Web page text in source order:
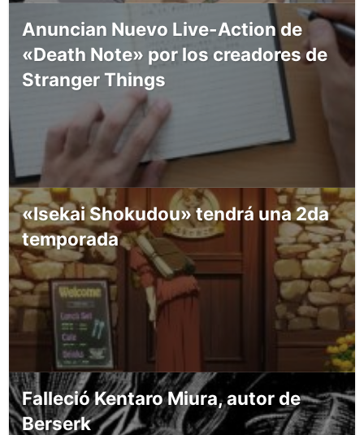
Anuncian Nuevo Live-Action de
«Death Note» por los creadores de
Stranger Things
«Isekai Shokudou» tendrá una 2da
temporada
Falleció Kentaro Miura, autor de
Berserk